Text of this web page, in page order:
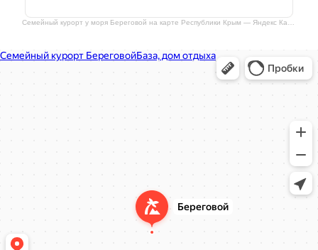
Семейный курорт у моря Береговой